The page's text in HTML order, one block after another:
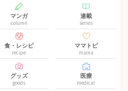
マンガ
column
連載
series
食・レシピ
recipe
ママトピ
mama
グッズ
goods
医療
medical